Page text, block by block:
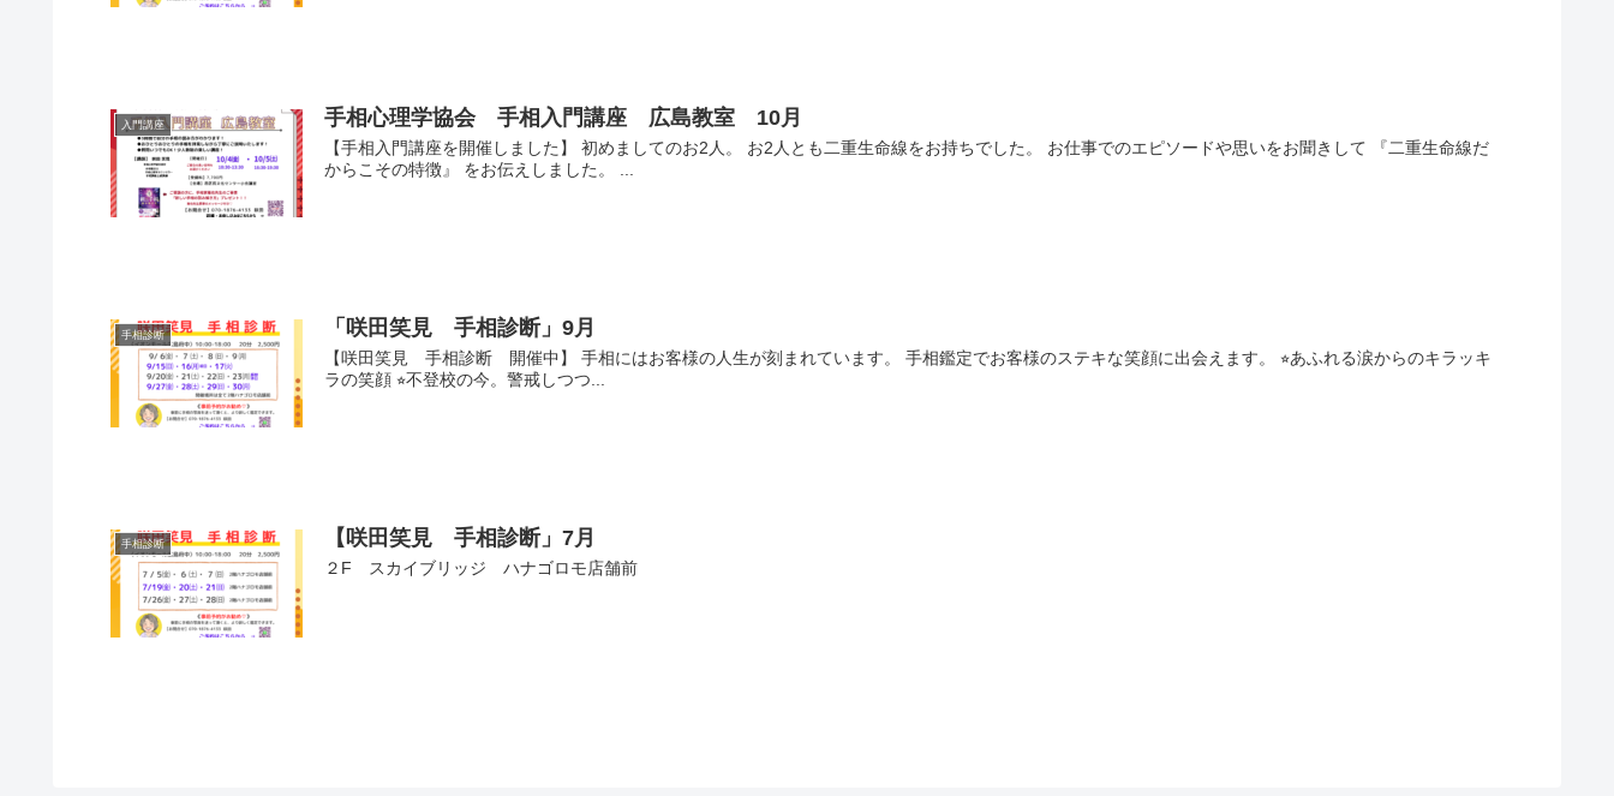
入門講座 手相心理学協会 手相入門講座 広島教室 10月
【手相入門講座を開催しました】 初めましてのお2人。 お2人とも二重生命線をお持ちでした。 お仕事でのエピソードや思いをお聞きして 『二重生命線だ
からこその特徴』 をお伝えしました。 ...
手相診断 「咲田笑見 手相診断」9月
【咲田笑見 手相診断 開催中】 手相にはお客様の人生が刻まれています。 手相鑑定でお客様のステキな笑顔に出会えます。 ⭐︎あふれる涙からのキラッキ
ラの笑顔 ⭐︎不登校の今。警戒しつつ...
手相診断 【咲田笑見 手相診断」7月
２F スカイブリッジ ハナゴロモ店舗前